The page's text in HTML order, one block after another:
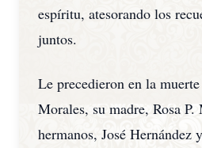
espíritu, atesorando los
juntos.
Le precedieron en la
Morales, su madre, Rosa P.
hermanos, José Hernández